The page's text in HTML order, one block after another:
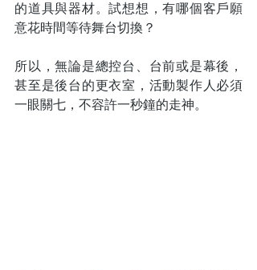
的道具與器材。試想想，有哪個客戶願
意花時間等待舞台切換？
所以，無論是總控台、台前或是幕後，
甚至是後台的更衣室，活動製作人必須
一眼關七，不容許一秒鐘的走神。